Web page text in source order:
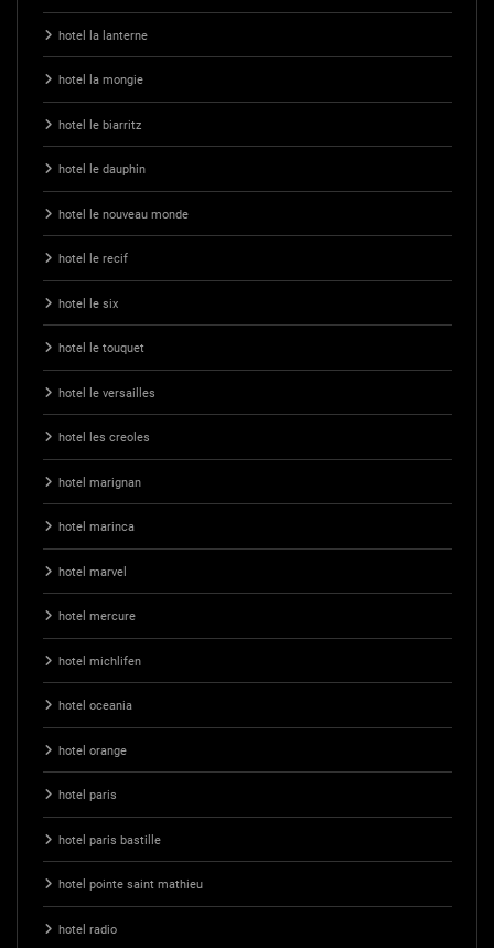
hotel la lanterne
hotel la mongie
hotel le biarritz
hotel le dauphin
hotel le nouveau monde
hotel le recif
hotel le six
hotel le touquet
hotel le versailles
hotel les creoles
hotel marignan
hotel marinca
hotel marvel
hotel mercure
hotel michlifen
hotel oceania
hotel orange
hotel paris
hotel paris bastille
hotel pointe saint mathieu
hotel radio